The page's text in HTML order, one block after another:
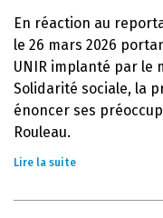
En réaction au
le 26 mars 2026
UNIR implanté par le
Solidarité sociale, la
énoncer ses
Rouleau.
Lire la suite